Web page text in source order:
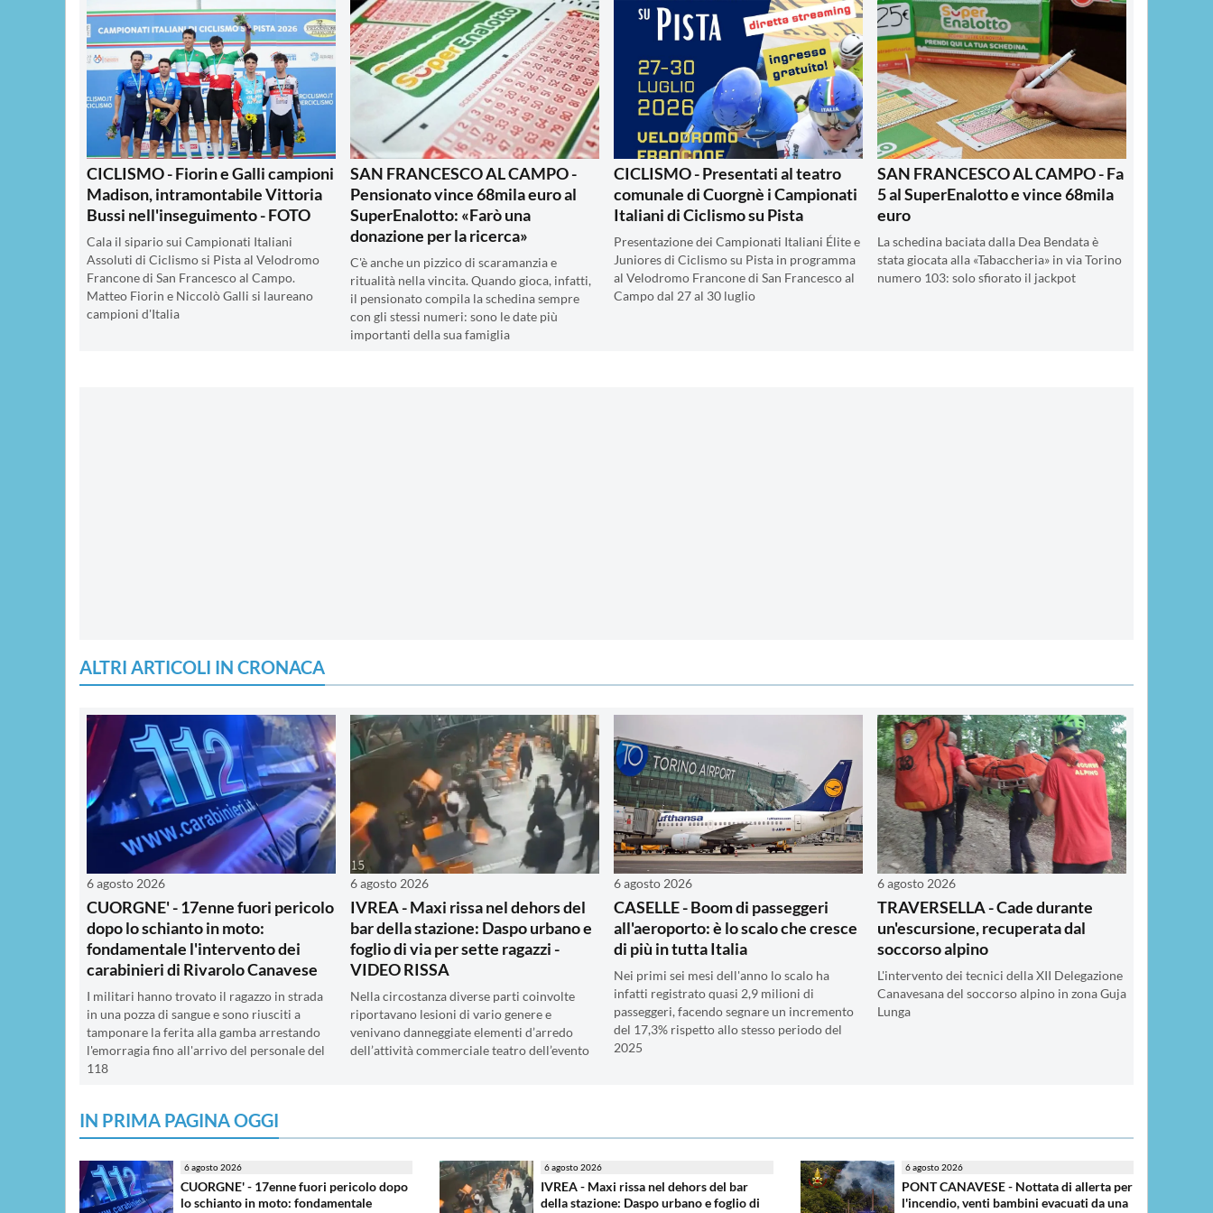
CICLISMO - Fiorin e Galli campioni
Madison, intramontabile Vittoria
Bussi nell'inseguimento - FOTO
Cala il sipario sui Campionati Italiani
Assoluti di Ciclismo si Pista al Velodromo
Francone di San Francesco al Campo.
Matteo Fiorin e Niccolò Galli si laureano
campioni d'Italia
SAN FRANCESCO AL CAMPO -
Pensionato vince 68mila euro al
SuperEnalotto: «Farò una
donazione per la ricerca»
C'è anche un pizzico di scaramanzia e
ritualità nella vincita. Quando gioca, infatti,
il pensionato compila la schedina sempre
con gli stessi numeri: sono le date più
importanti della sua famiglia
CICLISMO - Presentati al teatro
comunale di Cuorgnè i Campionati
Italiani di Ciclismo su Pista
Presentazione dei Campionati Italiani Élite e
Juniores di Ciclismo su Pista in programma
al Velodromo Francone di San Francesco al
Campo dal 27 al 30 luglio
SAN FRANCESCO AL CAMPO - Fa
5 al SuperEnalotto e vince 68mila
euro
La schedina baciata dalla Dea Bendata è
stata giocata alla «Tabaccheria» in via Torino
numero 103: solo sfiorato il jackpot
ALTRI ARTICOLI IN CRONACA
6 agosto 2026
CUORGNE' - 17enne fuori pericolo
dopo lo schianto in moto:
fondamentale l'intervento dei
carabinieri di Rivarolo Canavese
I militari hanno trovato il ragazzo in strada
in una pozza di sangue e sono riusciti a
tamponare la ferita alla gamba arrestando
l'emorragia fino all'arrivo del personale del
118
6 agosto 2026
IVREA - Maxi rissa nel dehors del
bar della stazione: Daspo urbano e
foglio di via per sette ragazzi -
VIDEO RISSA
Nella circostanza diverse parti coinvolte
riportavano lesioni di vario genere e
venivano danneggiate elementi d’arredo
dell’attività commerciale teatro dell’evento
6 agosto 2026
CASELLE - Boom di passeggeri
all'aeroporto: è lo scalo che cresce
di più in tutta Italia
Nei primi sei mesi dell'anno lo scalo ha
infatti registrato quasi 2,9 milioni di
passeggeri, facendo segnare un incremento
del 17,3% rispetto allo stesso periodo del
2025
6 agosto 2026
TRAVERSELLA - Cade durante
un'escursione, recuperata dal
soccorso alpino
L'intervento dei tecnici della XII Delegazione
Canavesana del soccorso alpino in zona Guja
Lunga
IN PRIMA PAGINA OGGI
6 agosto 2026
CUORGNE' - 17enne fuori pericolo dopo
lo schianto in moto: fondamentale
6 agosto 2026
IVREA - Maxi rissa nel dehors del bar
della stazione: Daspo urbano e foglio di
6 agosto 2026
PONT CANAVESE - Nottata di allerta per
l'incendio, venti bambini evacuati da una